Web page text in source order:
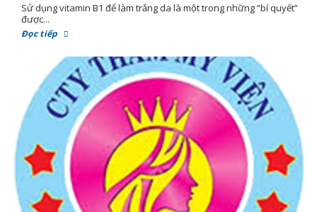
Sử dụng vitamin B1 để làm trắng da là một trong những “bí quyết”
được...
Đọc tiếp